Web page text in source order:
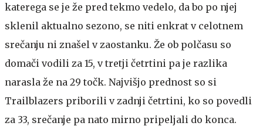
katerega se je že pred tekmo vedelo, da bo po njej
sklenil aktualno sezono, se niti enkrat v celotnem
srečanju ni znašel v zaostanku. Že ob polčasu so
domači vodili za 15, v tretji četrtini pa je razlika
narasla že na 29 točk. Najvišjo prednost so si
Trailblazers priborili v zadnji četrtini, ko so povedli
za 33, srečanje pa nato mirno pripeljali do konca.